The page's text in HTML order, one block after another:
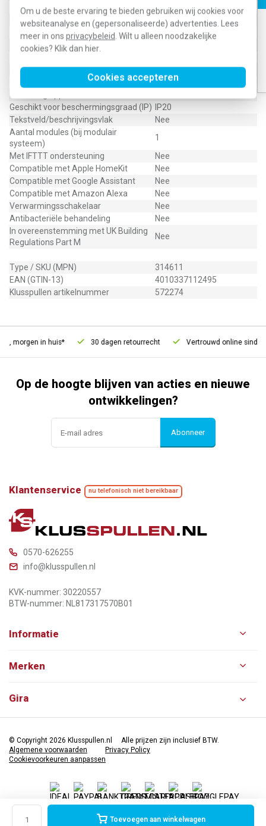
Om u de beste ervaring te bieden gebruiken wij cookies voor
websiteanalyse en (gepersonaliseerde) advertenties. Lees
meer in ons privacybeleid. Wilt u alleen noodzakelijke
cookies? Klik dan hier.
Cookies accepteren
Toevoegen aan winkelwagen
Materiaal
Kunststof
Bevestigingswijze
Schroefbevestiging
Type schakeling
Wisselschakelaar
Aantal wippen
Drukvlakschakelaar
Nee
Wasmachineschakelaar
Nee
Uitvoering oppervlakte
Geschikt voor beschermingsgraad (IP)
IP20
Tekstveld/beschrijvingsvlak
Nee
Aantal modules (bij modulair
systeem)
1
Met IFTTT ondersteuning
Nee
Compatible met Apple HomeKit
Nee
Compatible met Google Assistant
Nee
Compatible met Amazon Alexa
Nee
Verwarmingsschakelaar
Nee
Antibacteriële behandeling
Nee
In overeenstemming met UK Building
Regulations Part M
Nee
Type / SKU (MPN)
314611
EAN (GTIN-13)
4010337112495
Klusspullen artikelnummer
572274
morgen in huis* 30 dagen retourrecht Vertrouwd online sinds
Op de hoogte blijven van acties en nieuwe
ontwikkelingen?
Abonneer
Klantenservice nu telefonisch niet bereikbaar
0570-626255
info@klusspullen.nl
KVK-nummer: 30220557
BTW-nummer: NL817317570B01
Informatie
Merken
Gira
© Copyright 2026 Klusspullen.nl
Alle prijzen zijn inclusief BTW.
Algemene voorwaarden
Privacy Policy
Cookievoorkeuren aanpassen